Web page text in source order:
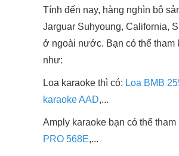
Tính đến nay, hàng nghìn bộ
Jarguar Suhyoung, California,
ở ngoài nước. Bạn có thể tham
như:
Loa karaoke thì có: Loa BMB
karaoke AAD,...
Amply karaoke bạn có thể
PRO 568E,...